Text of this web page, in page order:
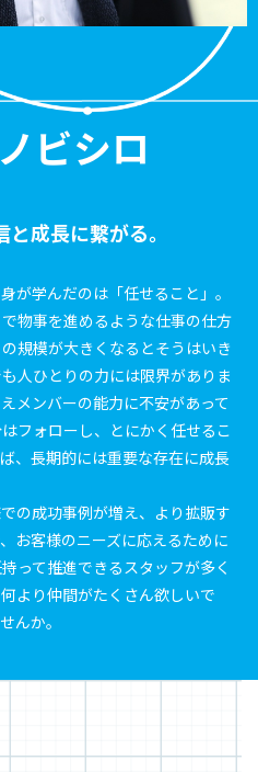
ビシロ
成長に繋がる。
が学んだのは「任せること」。
物事を進めるような仕事の仕方
規模が大きくなるとそうはいき
人ひとりの力には限界がありま
メンバーの能力に不安があって
フォローし、とにかく任せるこ
、長期的には重要な存在に成長
の成功事例が増え、より拡販す
お客様のニーズに応えるために
って推進できるスタッフが多く
より仲間がたくさん欲しいで
んか。